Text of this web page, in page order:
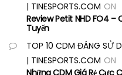
| TINESPORTS.COM ON
Review Petit NHD FO4 –
Tuyến
TOP 10 CDM ĐÁNG SỬ
| TINESPORTS.COM ON